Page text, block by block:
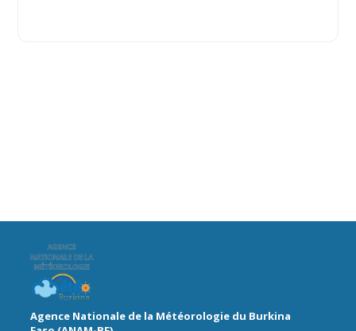
Agence Nationale de la Météorologie du Burkina